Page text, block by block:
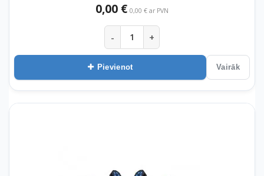
0,00 € 0,00 € ar PVN
- +
Pievienot Vairāk